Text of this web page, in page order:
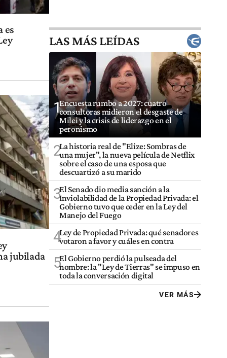
es
jubilada
LAS MÁS LEÍDAS
1Encuesta rumbo a 2027: cuatro
consultoras midieron el desgaste de
Milei y la crisis de liderazgo en el
peronismo
2La historia real de "Elize: Sombras de
una mujer", la nueva película de Netflix
sobre el caso de una esposa que
descuartizó a su marido
3El Senado dio media sanción a la
Inviolabilidad de la Propiedad Privada: el
Gobierno tuvo que ceder en la Ley del
Manejo del Fuego
4Ley de Propiedad Privada: qué senadores
votaron a favor y cuáles en contra
5El Gobierno perdió la pulseada del
nombre: la "Ley de Tierras" se impuso en
toda la conversación digital
VER MÁS